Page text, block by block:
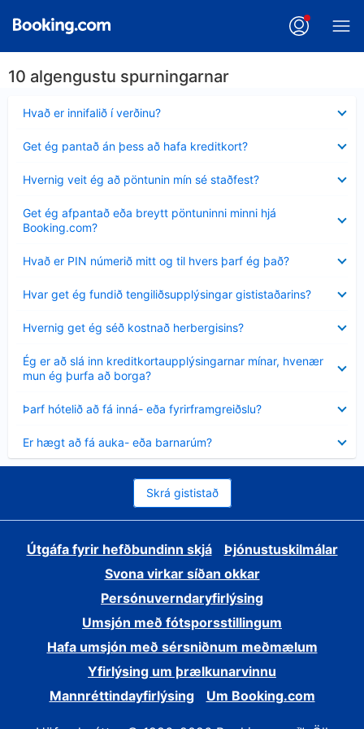
10 algengustu spurningarnar
Hvað er innifalið í verðinu?
sýnt
Get ég pantað án þess að hafa kreditkort?
sýnt
Hvernig veit ég að pöntunin mín sé staðfest?
sýnt
Get ég afpantað eða breytt pöntuninni minni hjá
Booking.com?
sýnt
Hvað er PIN númerið mitt og til hvers þarf ég það?
sýnt
Hvar get ég fundið tengiliðsupplýsingar gististaðarins?
sýnt
Hvernig get ég séð kostnað herbergisins?
sýnt
Ég er að slá inn kreditkortaupplýsingarnar mínar, hvenær
mun ég þurfa að borga?
Minna
sýnt
Þarf hótelið að fá inná- eða fyrirframgreiðslu?
sýnt
Er hægt að fá auka- eða barnarúm?
sýnt
Skrá gististað
Útgáfa fyrir hefðbundinn skjá
Þjónustuskilmálar
Svona virkar síðan okkar
Persónuverndaryfirlýsing
Umsjón með fótsporsstillingum
Hafa umsjón með sérsniðnum meðmælum
Yfirlýsing um þrælkunarvinnu
Mannréttindayfirlýsing
Um Booking.com